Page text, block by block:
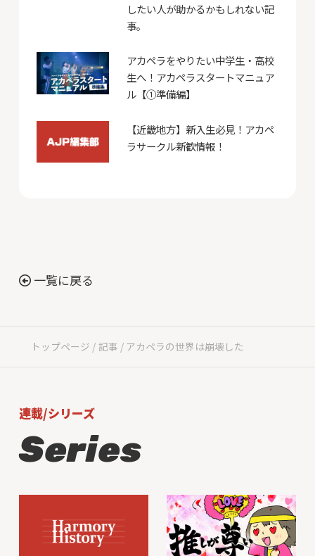
したい人が助かるかもしれない記
事。
アカペラをやりたい中学生・高校
生へ！アカペラスタートマニュア
ル【①準備編】
【近畿地方】新入生必見！アカペ
ラサークル新歓情報！
一覧に戻る
トップページ 記事 アカペラの世界は崩壊した
連載/シリーズ
Series